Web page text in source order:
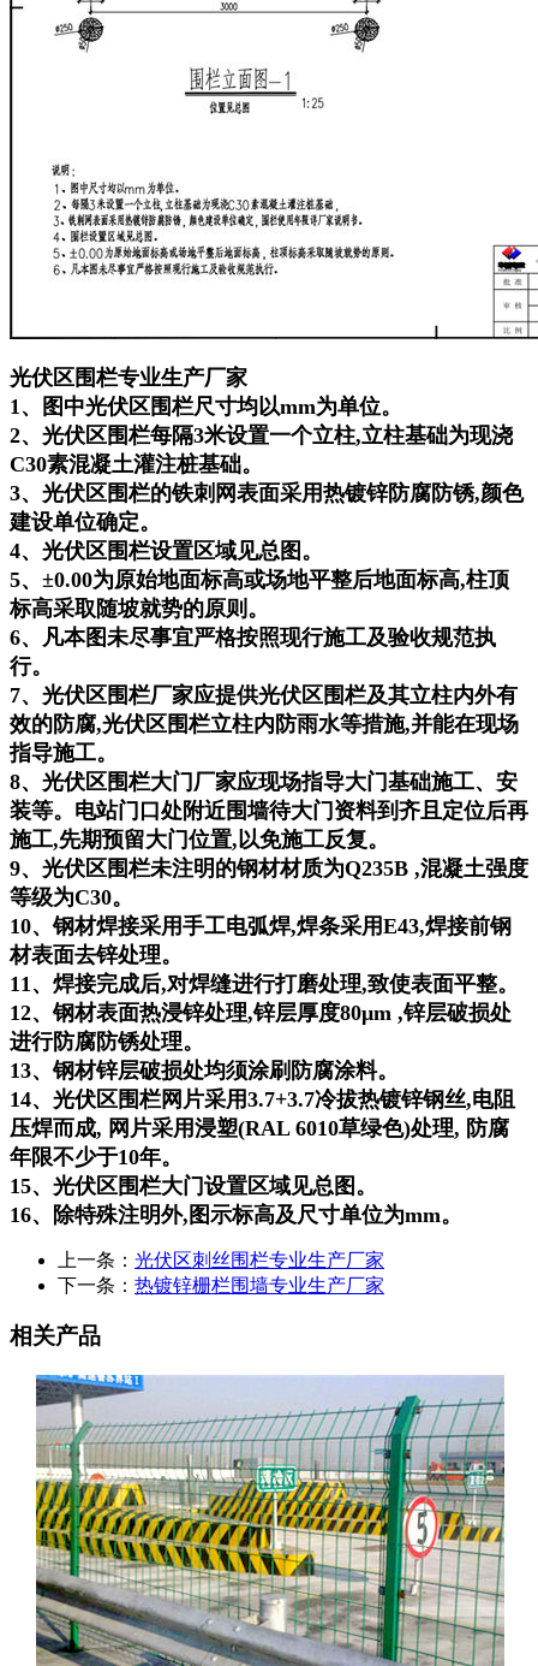
光伏区围栏专业生产厂家
1、图中光伏区围栏尺寸均以mm为单位。
2、光伏区围栏每隔3米设置一个立柱,立柱基础为现浇
C30素混凝土灌注桩基础。
3、光伏区围栏的铁刺网表面采用热镀锌防腐防锈,颜色
建设单位确定。
4、光伏区围栏设置区域见总图。
5、±0.00为原始地面标高或场地平整后地面标高,柱顶
标高采取随坡就势的原则。
6、凡本图未尽事宜严格按照现行施工及验收规范执
行。
7、光伏区围栏厂家应提供光伏区围栏及其立柱内外有
效的防腐,光伏区围栏立柱内防雨水等措施,并能在现场
指导施工。
8、光伏区围栏大门厂家应现场指导大门基础施工、安
装等。电站门口处附近围墙待大门资料到齐且定位后再
施工,先期预留大门位置,以免施工反复。
9、光伏区围栏未注明的钢材材质为Q235B ,混凝土强度
等级为C30。
10、钢材焊接采用手工电弧焊,焊条采用E43,焊接前钢
材表面去锌处理。
11、焊接完成后,对焊缝进行打磨处理,致使表面平整。
12、钢材表面热浸锌处理,锌层厚度80μm ,锌层破损处
进行防腐防锈处理。
13、钢材锌层破损处均须涂刷防腐涂料。
14、光伏区围栏网片采用3.7+3.7冷拔热镀锌钢丝,电阻
压焊而成, 网片采用浸塑(RAL 6010草绿色)处理, 防腐
年限不少于10年。
15、光伏区围栏大门设置区域见总图。
16、除特殊注明外,图示标高及尺寸单位为mm。
上一条： 光伏区刺丝围栏专业生产厂家
下一条： 热镀锌栅栏围墙专业生产厂家
相关产品